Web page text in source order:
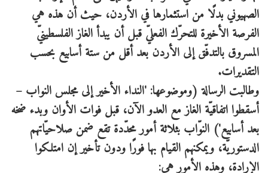
الصهيوني بدلًا من استثمارها في الأردن، حيث أن هذه هي
الفرصة الأخيرة للتحرّك الفعليّ قبل أن يبدأ الغاز الفلسطينيّ
المسروق بالتدفّق إلى الأردن بعد أقل من ستة أسابيع بحسب
التقديرات.
وطالبت الرسالة (وموضوعها: 'النداء الأخير إلى مجلس النواب –
أسقطوا اتفاقيّة الغاز مع العدو الآن، قبل فوات الأوان وبدء ضخه
بعد أسابيع') النوّاب بثلاثة أمور محدّدة تقع ضمن صلاحيّاتهم
الدستوريّة، ويمكنهم القيام بها فورًا ودون تأخير إن امتلكوا
الإرادة، وهذه الأمور هي: